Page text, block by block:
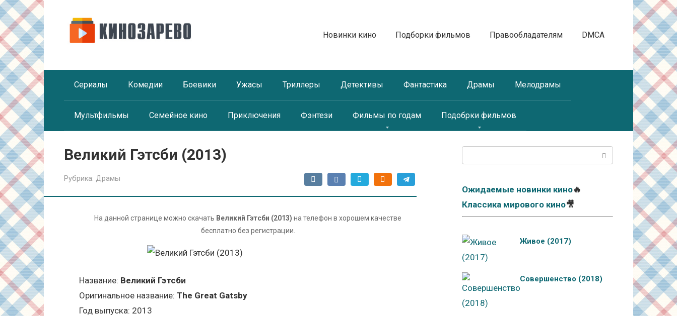
Перейти
к
контенту
Новинки кино Подборки фильмов Правообладателям DMCA
Сериалы Комедии Боевики Ужасы Триллеры Детективы Фантастика Драмы Мелодрамы
Мультфильмы Семейное кино Приключения Фэнтези Фильмы по годам Подобрки фильмов
Великий Гэтсби (2013)
Рубрика: Драмы
На данной странице можно скачать Великий Гэтсби (2013) на телефон в хорошем качестве
бесплатно без регистрации.
Название: Великий Гэтсби
Оригинальное название: The Great Gatsby
Год выпуска: 2013
Ожидаемые новинки кино🔥
Классика мирового кино🎥
Живое (2017)
Совершенство (2018)